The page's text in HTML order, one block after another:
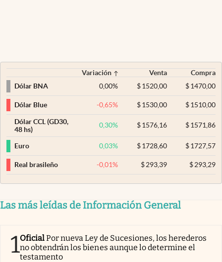
Variación Venta
Compra
Dólar BNA
0,00% $ 1520,00 $1470,00
Dólar Blue -0,65% $ 1530,00 $1510,00
Dólar CCL (GD30,
48 hs)
0,30% $ 1576,16 $1571,86
Euro 0,03% $ 1728,60 $1727,57
Real brasileño -0,01% $ 293,39 $293,29
Las más leídas de Información General
1OficialPor nueva Ley de Sucesiones, los herederos
no obtendrán los bienes aunque lo determine el
testamento